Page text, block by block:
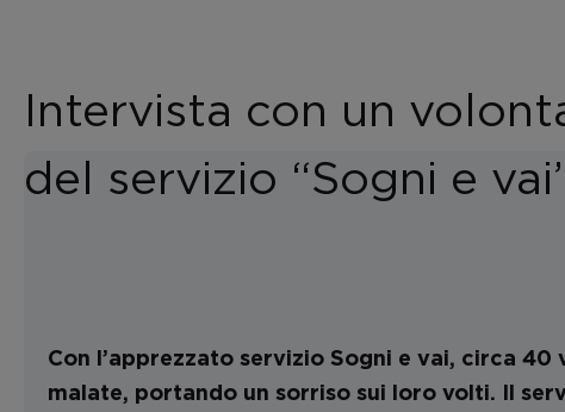
Intervista con un
del servizio “Sogni e
Con l’apprezzato servizio Sogni e vai, circa
malate, portando un sorriso sui loro volti. Il